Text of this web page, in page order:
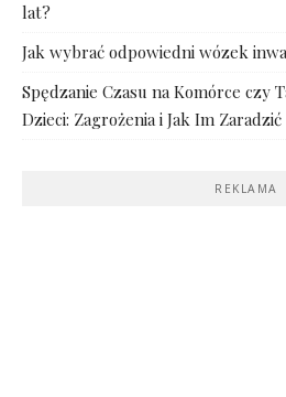
lat?
Jak wybrać odpowiedni wózek
Spędzanie Czasu na Komórce czy
Dzieci: Zagrożenia i Jak Im Zaradzić
REKLAMA